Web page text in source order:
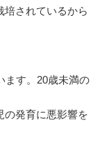
培されているから
ます。20歳未満の
発育に悪影響を